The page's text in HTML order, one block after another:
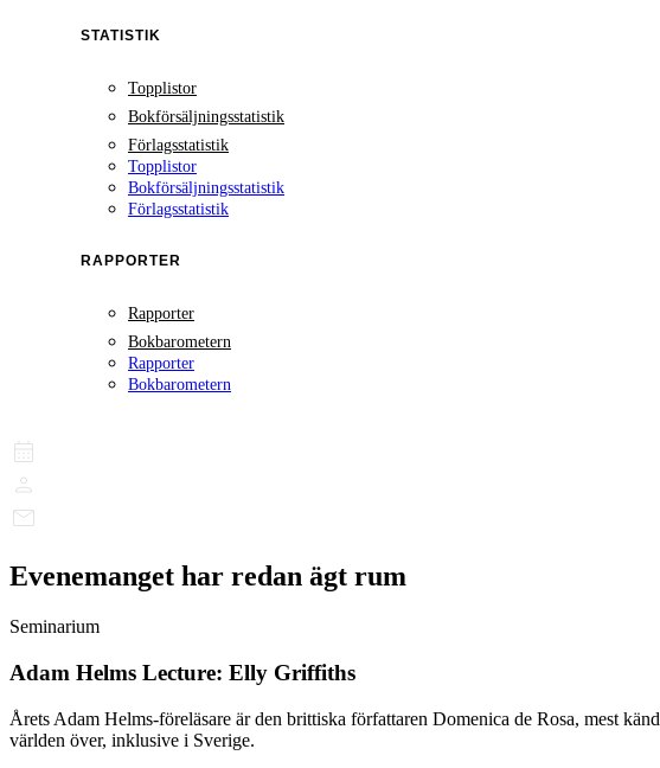
STATISTIK
Topplistor
Bokförsäljningsstatistik
Förlagsstatistik
Topplistor
Bokförsäljningsstatistik
Förlagsstatistik
RAPPORTER
Rapporter
Bokbarometern
Rapporter
Bokbarometern
Evenemanget har redan ägt rum
Seminarium
Adam Helms Lecture: Elly Griffiths
Årets Adam Helms-föreläsare är den brittiska författaren Domenica de Rosa, mest
världen över, inklusive i Sverige.